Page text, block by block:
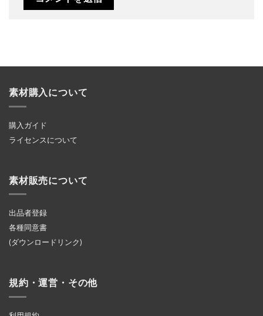
素材購入について
購入ガイド
ライセンスについて
素材販売について
出品者登録
各種同意書
(ダウンロードリンク)
規約・運営・その他